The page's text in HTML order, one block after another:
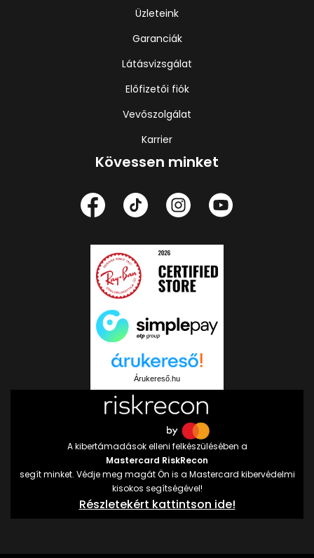
Üzleteink
Garanciák
Látásvizsgálat
Előfizetői fiók
Vevőszolgálat
Karrier
Kövessen minket
Árukereső.hu
A kibertámadások elleni felkészülésében a
Mastercard RiskRecon
segít minket. Védje meg magát Ön is a Mastercard kibervédelmi
kisokos segítségével!
Részletekért kattintson ide!